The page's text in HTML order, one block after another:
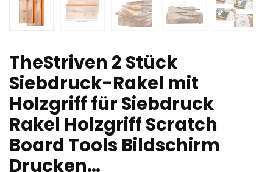
TheStriven 2 Stück
Siebdruck-Rakel mit
Holzgriff für Siebdruck
Rakel Holzgriff Scratch
Board Tools Bildschirm
Drucken…